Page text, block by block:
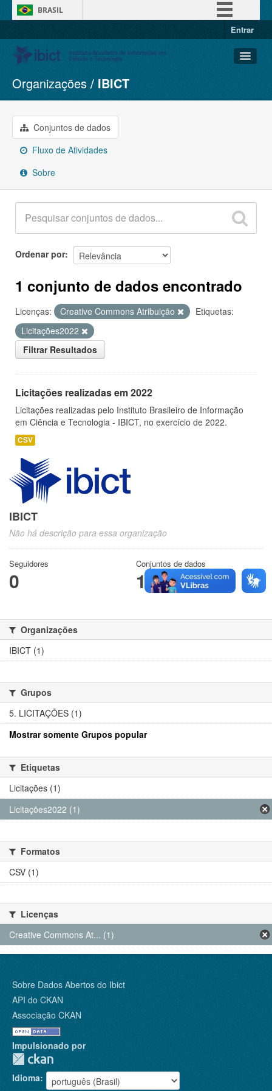
BRASIL
Entrar
Conjuntos de dados
Organizações
Grupos
Sobre
Organizações IBICT
Conjuntos de dados
Fluxo de Atividades
Sobre
Ordenar por
1 conjunto de dados encontrado
Licenças: Creative Commons Atribuição
Etiquetas:
Licitações2022
Filtrar Resultados
Licitações realizadas em 2022
Licitações realizadas pelo Instituto Brasileiro de Informação
em Ciência e Tecnologia - IBICT, no exercício de 2022.
CSV
IBICT
Não há descrição para essa organização
Seguidores
0
Conjuntos de dados
1
Organizações
IBICT (1)
Grupos
5. LICITAÇÕES (1)
Mostrar somente Grupos popular
Etiquetas
Licitações (1)
Licitações2022 (1)
Formatos
CSV (1)
Licenças
Creative Commons At... (1)
Sobre Dados Abertos do Ibict
API do CKAN
Associação CKAN
Impulsionado por
Idioma